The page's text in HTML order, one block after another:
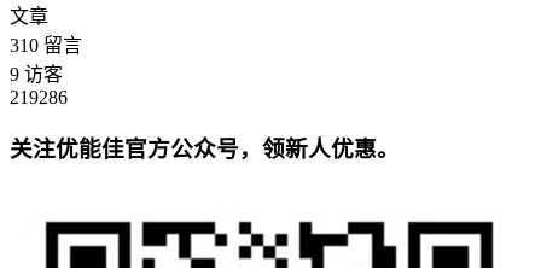
文章
310 留言
9 访客
219286
关注优能佳官方公众号，领新人优惠。